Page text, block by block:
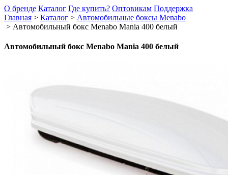
О бренде Каталог Где купить? Оптовикам Поддержка
Главная > Каталог > Автомобильные боксы Menabo
> Автомобильный бокс Menabo Mania 400 белый
Автомобильный бокс Menabo Mania 400 белый